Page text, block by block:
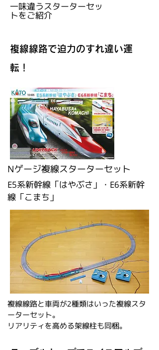
一味違うスターターセッ
トをご紹介
複線線路で迫力のすれ違い運
転！
​Nゲージ複線スターターセット
E5系新幹線「はやぶさ」・E6系新幹
線「こまち」
複線線路と車両が2種類はいった複線スタ
ーターセット。
リアリティを高める架線柱も同梱。